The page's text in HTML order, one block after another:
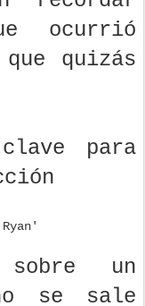
recordar
ocurrió
quizás
para
sobre un